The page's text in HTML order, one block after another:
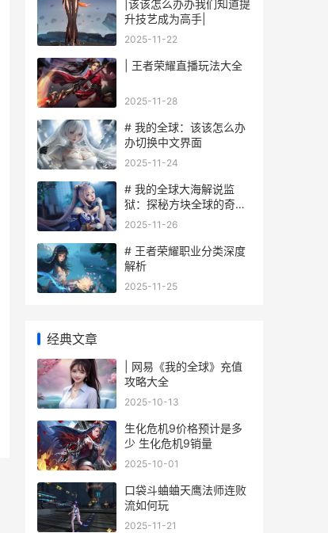
|该该怎么办办我们知道提
升技艺成为高手|
2025-11-22
| 王者荣耀直播玩法大全
2025-11-28
# 我的全球：该该怎么办
办切换中文界面
2025-11-24
# 我的全球大海解说监
狱：探秘方块全球的奇妙
冒险
2025-11-26
# 王者荣耀职业分类深度
解析
2025-11-25
经典文章
| 网易《我的全球》充值
攻略大全
2025-10-13
生化危机9价格预计是多
少 生化危机9销量
2025-10-01
口袋斗蛐蛐天鹰法师连败
流如何玩
2025-11-21